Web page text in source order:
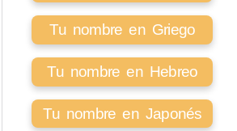
Tu nombre en Griego
Tu nombre en Hebreo
Tu nombre en Japonés